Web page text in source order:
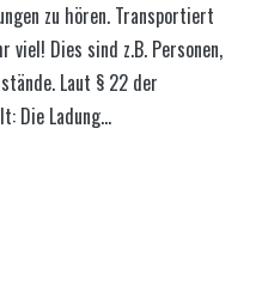
zu hören. Transportiert
viel! Dies sind z.B. Personen,
Laut § 22 der
Die Ladung…